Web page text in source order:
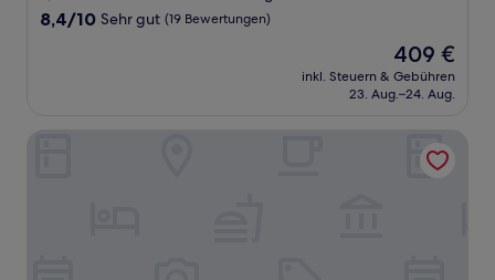
Unterkunft
8.4
Bewertungen)
8,4/10 Sehr gut (19 Bewertungen)
Der
Preis
beträgt
409 €
inkl. Steuern & Gebühren
23. Aug.–24. Aug.